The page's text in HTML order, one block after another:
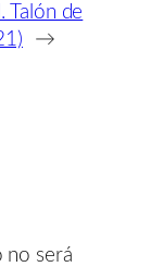
Talón de
→
no será